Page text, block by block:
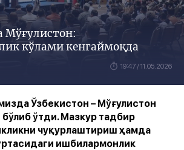
Мўғулистон:
кўлами кенгаймоқда
19:47 / 11.05.2026
Ўзбекистон – Мўғулистон
ўтди. Мазкур тадбир
чуқурлаштириш ҳамда
ишбилармонлик